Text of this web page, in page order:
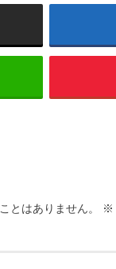
とはありません。 ※